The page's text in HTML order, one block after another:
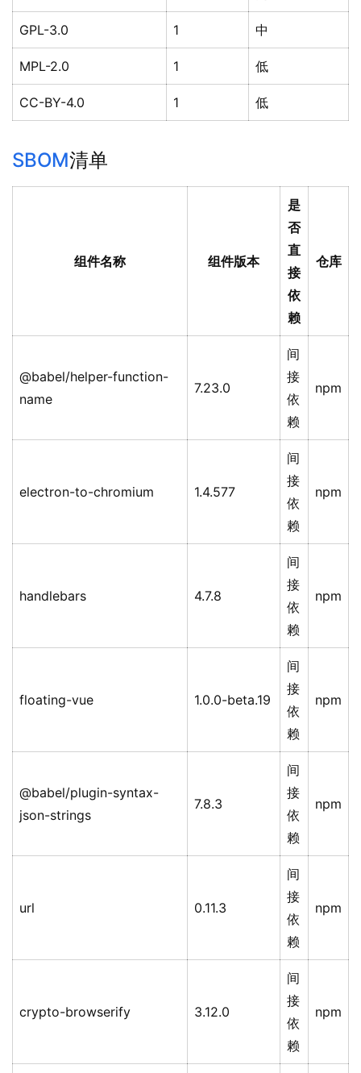
GPL-3.0 1 中
MPL-2.0 1 低
CC-BY-4.0 1 低
SBOM清单
组件名称 组件版本
是
否
直
接
依
赖
仓库
@babel/helper-function-
name
7.23.0
间
接
依
赖
npm
electron-to-chromium 1.4.577
间
接
依
赖
npm
handlebars 4.7.8
间
接
依
赖
npm
floating-vue 1.0.0-beta.19
间
接
依
赖
npm
@babel/plugin-syntax-
json-strings
7.8.3
间
接
依
赖
npm
url 0.11.3
间
接
依
赖
npm
crypto-browserify 3.12.0
间
接
依
赖
npm